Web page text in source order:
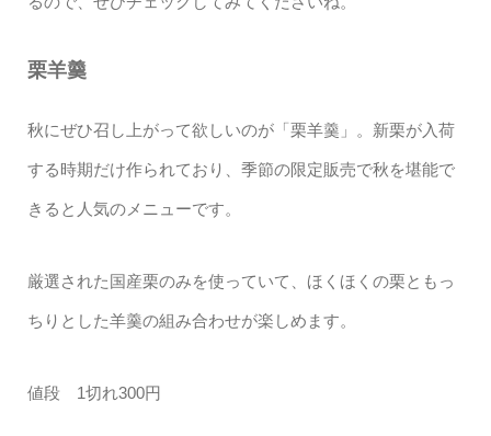
栗羊羹
秋にぜひ召し上がって欲しいのが「栗羊羹」。新栗が入荷
する時期だけ作られており、季節の限定販売で秋を堪能で
きると人気のメニューです。
厳選された国産栗のみを使っていて、ほくほくの栗ともっ
ちりとした羊羹の組み合わせが楽しめます。
値段 1切れ300円